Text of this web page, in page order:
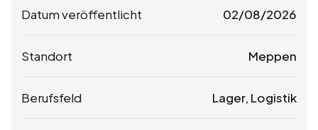
Datum veröffentlicht 02/08/2026
Standort Meppen
Berufsfeld Lager, Logistik